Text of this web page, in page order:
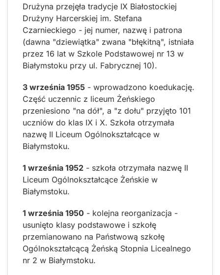
Drużyna przejęła tradycje IX Białostockiej
Drużyny Harcerskiej im. Stefana
Czarnieckiego - jej numer, nazwę i patrona
(dawna "dziewiątka" zwana "błękitną", istniała
przez 16 lat w Szkole Podstawowej nr 13 w
Białymstoku przy ul. Fabrycznej 10).
3 września 1955 - wprowadzono koedukację.
Część uczennic z liceum Żeńskiego
przeniesiono "na dół", a "z dołu" przyjęto 101
uczniów do klas IX i X. Szkoła otrzymała
nazwę II Liceum Ogólnokształcące w
Białymstoku.
1 września 1952 - szkoła otrzymała nazwę II
Liceum Ogólnokształcące Żeńskie w
Białymstoku.
1 września 1950 - kolejna reorganizacja -
usunięto klasy podstawowe i szkołę
przemianowano na Państwową szkołę
Ogólnokształcącą Żeńską Stopnia Licealnego
nr 2 w Białymstoku.